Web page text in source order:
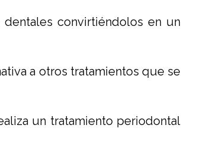
convirtiéndolos en un
a otros tratamientos que se
un tratamiento periodontal